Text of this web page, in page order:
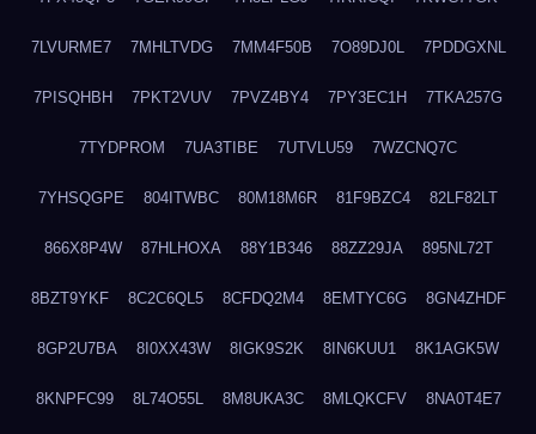
7LVURME7 7MHLTVDG 7MM4F50B 7O89DJ0L 7PDDGXNL
7PISQHBH 7PKT2VUV 7PVZ4BY4 7PY3EC1H 7TKA257G
7TYDPROM 7UA3TIBE 7UTVLU59 7WZCNQ7C
7YHSQGPE 804ITWBC 80M18M6R 81F9BZC4 82LF82LT
866X8P4W 87HLHOXA 88Y1B346 88ZZ29JA 895NL72T
8BZT9YKF 8C2C6QL5 8CFDQ2M4 8EMTYC6G 8GN4ZHDF
8GP2U7BA 8I0XX43W 8IGK9S2K 8IN6KUU1 8K1AGK5W
8KNPFC99 8L74O55L 8M8UKA3C 8MLQKCFV 8NA0T4E7